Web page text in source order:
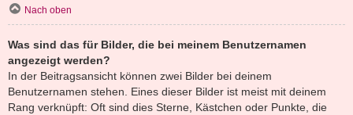
Nach oben
Was sind das für Bilder, die bei meinem Benutzernamen
angezeigt werden?
In der Beitragsansicht können zwei Bilder bei deinem
Benutzernamen stehen. Eines dieser Bilder ist meist mit deinem
Rang verknüpft: Oft sind dies Sterne, Kästchen oder Punkte, die